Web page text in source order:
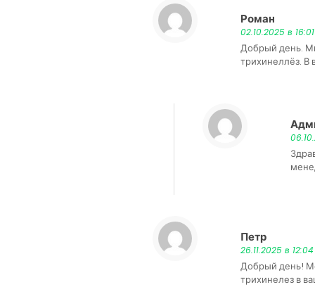
Роман
02.10.2025 в 16:01
Добрый день.
трихинеллёз. В
Петр
26.11.2025 в 12:04
Добрый день!
трихинелез в